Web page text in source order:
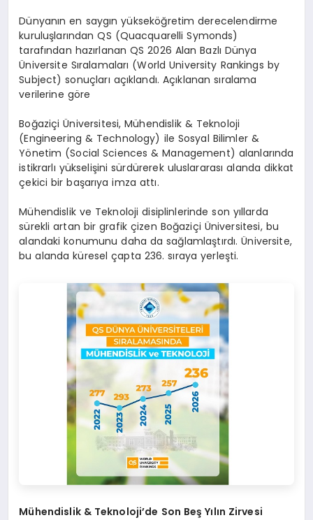
Dünyanın en saygın yükseköğretim derecelendirme
kuruluşlarından QS (Quacquarelli Symonds)
tarafından hazırlanan QS 2026 Alan Bazlı Dünya
Üniversite Sıralamaları (World University Rankings by
Subject) sonuçları açıklandı. Açıklanan sıralama
verilerine göre
Boğaziçi Üniversitesi, Mühendislik & Teknoloji
(Engineering & Technology) ile Sosyal Bilimler &
Yönetim (Social Sciences & Management) alanlarında
istikrarlı yükselişini sürdürerek uluslararası alanda dikkat
çekici bir başarıya imza attı.
Mühendislik ve Teknoloji disiplinlerinde son yıllarda
sürekli artan bir grafik çizen Boğaziçi Üniversitesi, bu
alandaki konumunu daha da sağlamlaştırdı. Üniversite,
bu alanda küresel çapta 236. sıraya yerleşti.
Mühendislik & Teknoloji’de Son Beş Yılın Zirvesi